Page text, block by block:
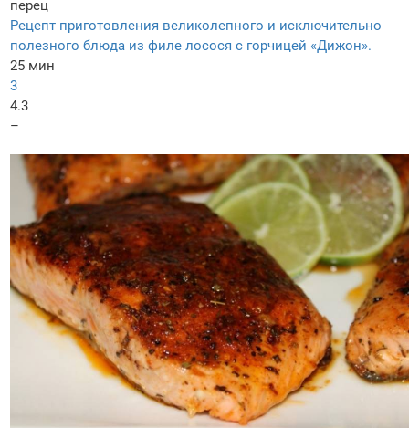
перец
Рецепт приготовления великолепного и исключительно
полезного блюда из филе лосося с горчицей «Дижон».
25 мин
3
4.3
–